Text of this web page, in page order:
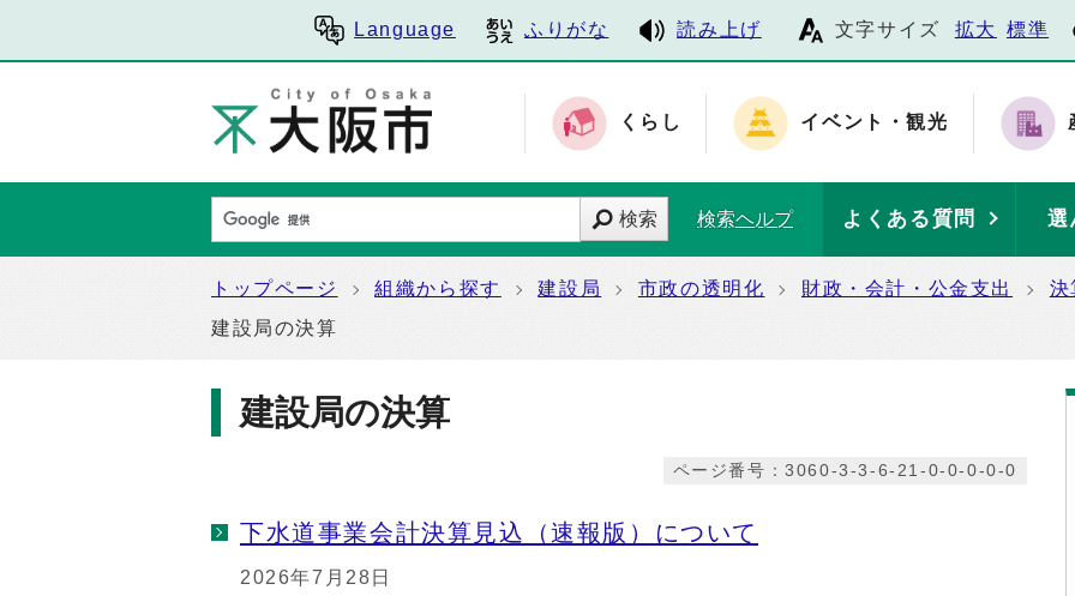
Language ふりがな 読み上げ 文字サイズ 拡大 標準
くらし イベント・観光
検索 検索ヘルプ よくある質問 選
トップページ 組織から探す 建設局 市政の透明化 財政・会計・公金支出 決
建設局の決算
建設局の決算
ページ番号：3060-3-3-6-21-0-0-0-0-0
下水道事業会計決算見込（速報版）について
2026年7月28日